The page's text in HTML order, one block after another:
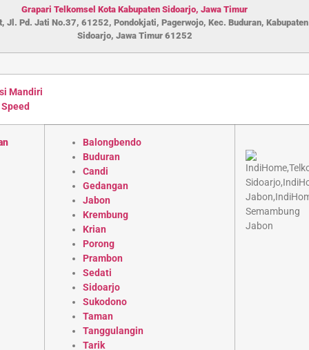
Grapari Telkomsel Kota Kabupaten Sidoarjo, Jawa Timur
Jl. Pd. Jati No.37, 61252, Pondokjati, Pagerwojo, Kec. Buduran, Kabupaten
Sidoarjo, Jawa Timur 61252
Mandiri
Balongbendo
Buduran
Candi
Gedangan
Jabon
Krembung
Krian
Porong
Prambon
Sedati
Sidoarjo
Sukodono
Taman
Tanggulangin
Tarik